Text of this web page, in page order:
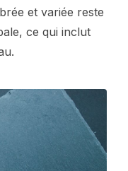
et variée reste
ce qui inclut